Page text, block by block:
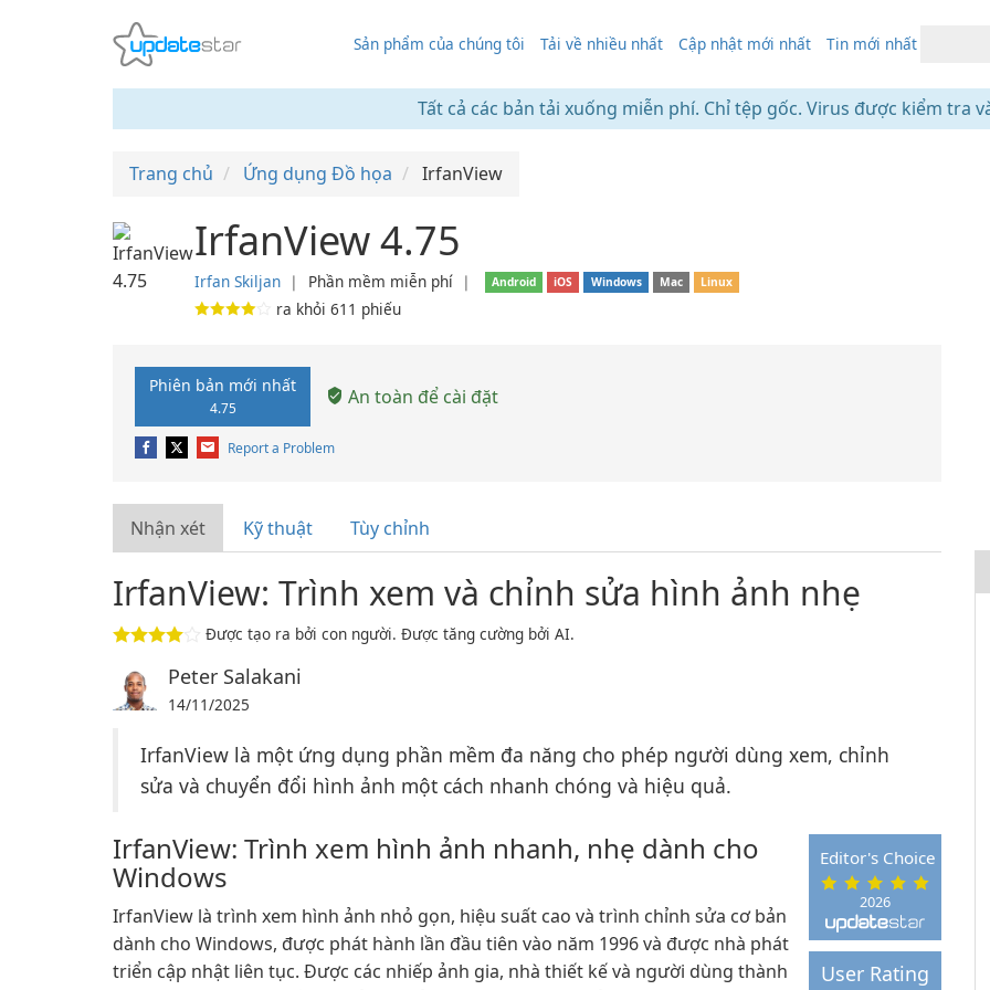
Sản phẩm của chúng tôi Tải về nhiều nhất Cập nhật mới nhất Tin mới nhất
Tất cả các bản tải xuống miễn phí. Chỉ tệp gốc. Virus được kiểm tra
Trang chủ Ứng dụng Đồ họa IrfanView
IrfanView 4.75
Irfan Skiljan ❘ Phần mềm miễn phí ❘ Android iOS Windows Mac Linux
ra khỏi 611 phiếu
Phiên bản mới nhất
4.75 An toàn để cài đặt
Report a Problem
Nhận xét Kỹ thuật Tùy chỉnh
IrfanView: Trình xem và chỉnh sửa hình ảnh nhẹ
Được tạo ra bởi con người. Được tăng cường bởi AI.
Peter Salakani
14/11/2025
IrfanView là một ứng dụng phần mềm đa năng cho phép người dùng xem, chỉnh
sửa và chuyển đổi hình ảnh một cách nhanh chóng và hiệu quả.
2026
Editor's Choice
User Rating
IrfanView: Trình xem hình ảnh nhanh, nhẹ dành cho
Windows
IrfanView là trình xem hình ảnh nhỏ gọn, hiệu suất cao và trình chỉnh sửa cơ bản
dành cho Windows, được phát hành lần đầu tiên vào năm 1996 và được nhà phát
triển cập nhật liên tục. Được các nhiếp ảnh gia, nhà thiết kế và người dùng thành